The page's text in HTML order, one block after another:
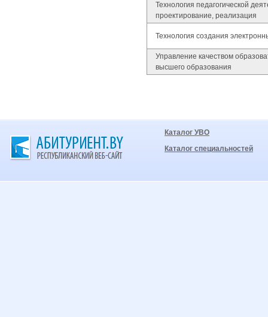
Технология педагогической
проектирование, реализация
Технология создания
Управление качеством
высшего образования
Каталог УВО
Каталог специальностей